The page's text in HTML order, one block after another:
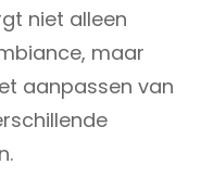
niet alleen
maar
aanpassen van